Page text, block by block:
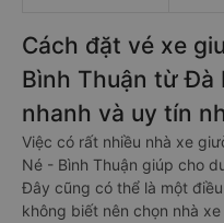
Cách đặt vé xe
Bình Thuận từ Đà
nhanh và uy tín
Việc có rất nhiều nhà xe
Né - Bình Thuận giúp cho
Đây cũng có thể là một
không biết nên chọn nhà